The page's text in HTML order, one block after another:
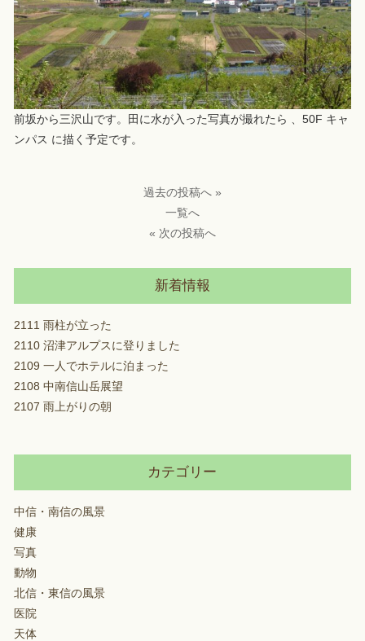
前坂から三沢山です。田に水が入った写真が撮れたら 、50F キャ
ンパス に描く予定です。
過去の投稿へ »
一覧へ
« 次の投稿へ
新着情報
2111 雨柱が立った
2110 沼津アルプスに登りました
2109 一人でホテルに泊まった
2108 中南信山岳展望
2107 雨上がりの朝
カテゴリー
中信・南信の風景
健康
写真
動物
北信・東信の風景
医院
天体